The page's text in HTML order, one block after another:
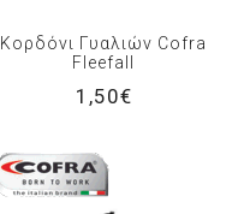
Κορδόνι Γυαλιών Cofra
Fleefall
1,50€